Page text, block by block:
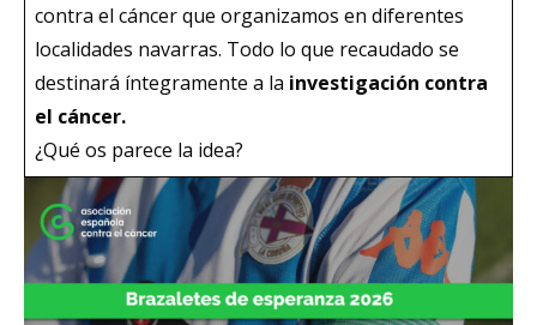
contra el cáncer que organizamos en diferentes
localidades navarras. Todo lo que recaudado se
destinará íntegramente a la investigación contra
el cáncer.
¿Qué os parece la idea?